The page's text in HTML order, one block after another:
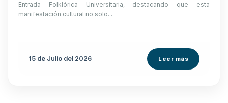
Entrada Folklórica Universitaria, destacando que esta
manifestación cultural no solo...
15 de Julio del 2026 Leer más